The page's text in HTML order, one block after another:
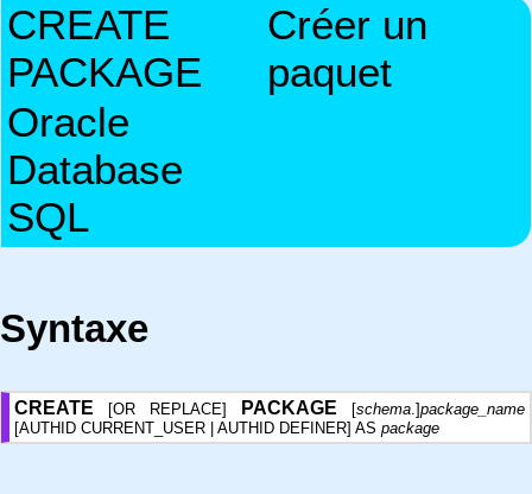
CREATE
PACKAGE
Créer un
paquet
Oracle
Database
SQL
Syntaxe
CREATE [OR REPLACE] PACKAGE [schema.]package_name
[AUTHID CURRENT_USER | AUTHID DEFINER] AS package